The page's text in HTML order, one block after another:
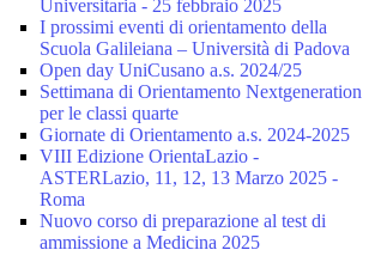
Universitaria - 25 febbraio 2025
I prossimi eventi di orientamento della
Scuola Galileiana – Università di Padova
Open day UniCusano a.s. 2024/25
Settimana di Orientamento Nextgeneration
per le classi quarte
Giornate di Orientamento a.s. 2024-2025
VIII Edizione OrientaLazio -
ASTERLazio, 11, 12, 13 Marzo 2025 -
Roma
Nuovo corso di preparazione al test di
ammissione a Medicina 2025